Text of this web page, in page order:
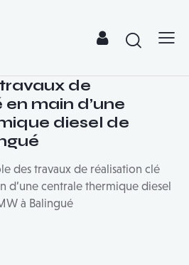
de
main d’une
diesel de
des travaux de réalisation clé
d’une centrale thermique diesel
à Balingué